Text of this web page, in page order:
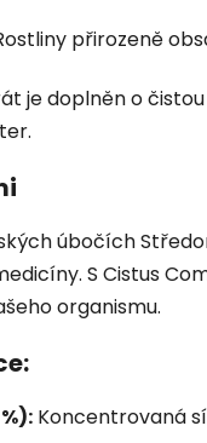
přirozeně
je doplněn o
úbočích
S Cistus
organismu.
Koncentrovaná